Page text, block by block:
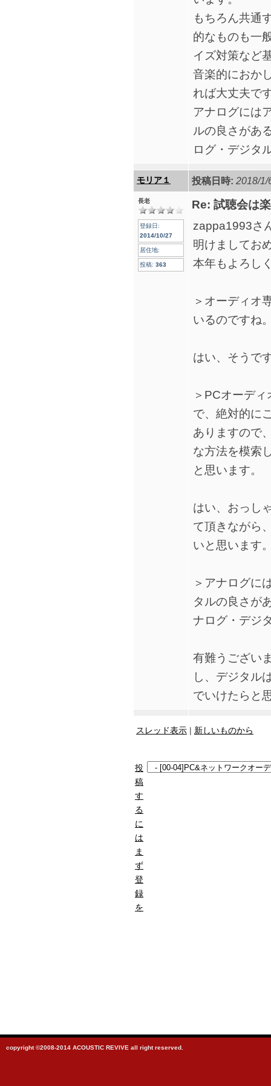
もちろん共通
的なものも一
イズ対策など
音楽的におか
れば大丈夫で
アナログには
ルの良さがあ
ログ・デジタ
モリア１ 投稿日時: 2018/1/
長老
登録日:
2014/10/27
居住地:
投稿: 363
Re: 試聴会は
zappa1993さ
明けましてお
本年もよろし
＞オーディオ
いるのですね
はい、そうで
＞PCオーデ
で、絶対的に
ありますので
な方法を模索
と思います。
はい、おっし
て頂きながら
いと思います
＞アナログに
タルの良さが
ナログ・デジ
有難うござい
し、デジタル
でいけたらと
スレッド表示 | 新しいものから
投
稿
す
る
に
は
ま
ず
登
録
を
copyright ©2008-2014 ACOUSTIC REVIVE all right reserved.